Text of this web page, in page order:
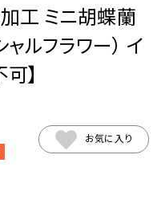
加工 ミニ胡蝶蘭
ルフラワー） イ
】
お気に入り